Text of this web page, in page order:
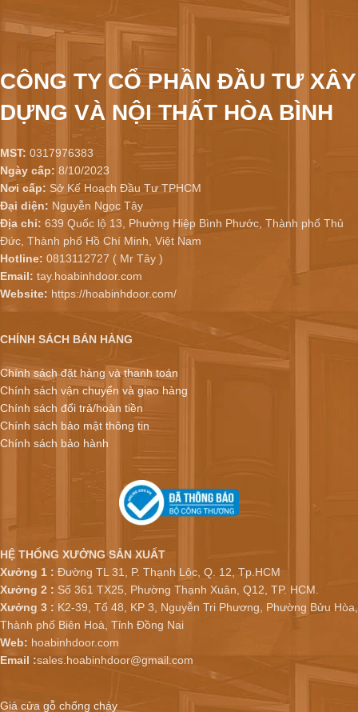
CÔNG TY CỔ PHẦN ĐẦU TƯ XÂY
DỰNG VÀ NỘI THẤT HÒA BÌNH
MST: 0317976383
Ngày cấp: 8/10/2023
Nơi cấp: Sở Kế Hoạch Đầu Tư TPHCM
Đại diện: Nguyễn Ngọc Tây
Địa chỉ: 639 Quốc lộ 13, Phường Hiệp Bình Phước, Thành phố Thủ
Đức, Thành phố Hồ Chí Minh, Việt Nam
Hotline: 0813112727 ( Mr Tây )
Email: tay.hoabinhdoor.com
Website: https://hoabinhdoor.com/
CHÍNH SÁCH BÁN HÀNG
Chính sách đặt hàng và thanh toán
Chính sách vận chuyển và giao hàng
Chính sách đổi trả/hoàn tiền
Chính sách bảo mật thông tin
Chính sách bảo hành
HỆ THỐNG XƯỞNG SẢN XUẤT
Xưởng 1 : Đường TL 31, P. Thạnh Lộc, Q. 12, Tp.HCM
Xưởng 2 : Số 361 TX25, Phường Thạnh Xuân, Q12, TP. HCM.
Xưởng 3 : K2-39, Tổ 48, KP 3, Nguyễn Tri Phương, Phường Bửu Hòa,
Thành phố Biên Hoà, Tỉnh Đồng Nai
Web: hoabinhdoor.com
Email :sales.hoabinhdoor@gmail.com
Giá cửa gỗ chống cháy